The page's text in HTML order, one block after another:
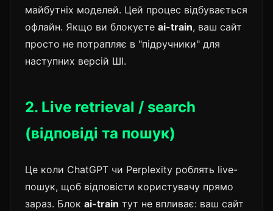
майбутніх моделей. Цей процес відбувається
офлайн. Якщо ви блокуєте ai-train, ваш сайт
просто не потрапляє в "підручники" для
наступних версій ШІ.
2. Live retrieval / search
(відповіді та пошук)
Це коли ChatGPT чи Perplexity роблять live-
пошук, щоб відповісти користувачу прямо
зараз. Блок ai-train тут не впливає: ваш сайт